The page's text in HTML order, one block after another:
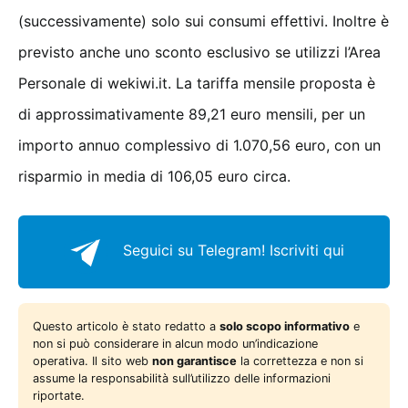
(successivamente) solo sui consumi effettivi. Inoltre è
previsto anche uno sconto esclusivo se utilizzi l’Area
Personale di wekiwi.it. La tariffa mensile proposta è
di approssimativamente 89,21 euro mensili, per un
importo annuo complessivo di 1.070,56 euro, con un
risparmio in media di 106,05 euro circa.
Seguici su Telegram! Iscriviti qui
Questo articolo è stato redatto a solo scopo informativo e
non si può considerare in alcun modo un’indicazione
operativa. Il sito web non garantisce la correttezza e non si
assume la responsabilità sull’utilizzo delle informazioni
riportate.